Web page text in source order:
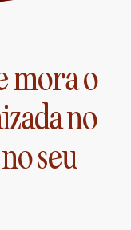
mora o
no
seu